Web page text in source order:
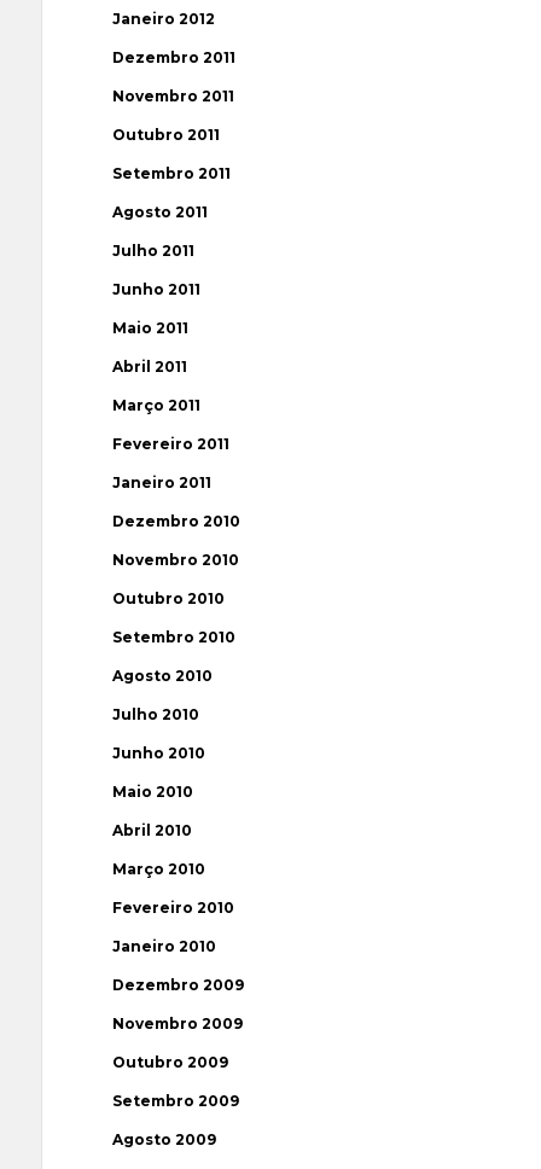
Janeiro 2012
Dezembro 2011
Novembro 2011
Outubro 2011
Setembro 2011
Agosto 2011
Julho 2011
Junho 2011
Maio 2011
Abril 2011
Março 2011
Fevereiro 2011
Janeiro 2011
Dezembro 2010
Novembro 2010
Outubro 2010
Setembro 2010
Agosto 2010
Julho 2010
Junho 2010
Maio 2010
Abril 2010
Março 2010
Fevereiro 2010
Janeiro 2010
Dezembro 2009
Novembro 2009
Outubro 2009
Setembro 2009
Agosto 2009